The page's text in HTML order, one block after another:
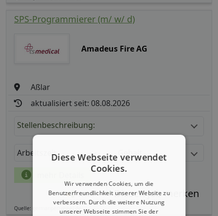
SPS-Programmierer (m/ w/ d)
Amadeus Fire AG
Aßlar
aktualisiert seit: 08.08.2026
Stellenbeschreibung:
Arbeitszeit
Teilen
Quelle: germanpersonnel.de
Diese Webseite verwendet
Cookies.
Wir verwenden Cookies, um die
Benutzerfreundlichkeit unserer Website zu
verbessern. Durch die weitere Nutzung
unserer Webseite stimmen Sie der